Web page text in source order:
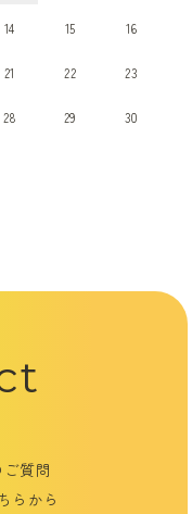
14 15 16
21 22 23
28 29 30
質問
らから